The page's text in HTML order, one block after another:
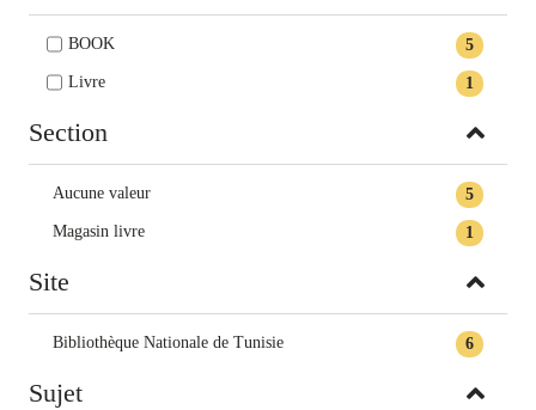
5
BOOK
1
Livre
Section
5
Aucune valeur
1
Magasin livre
Site
6
Bibliothèque Nationale de Tunisie
Sujet